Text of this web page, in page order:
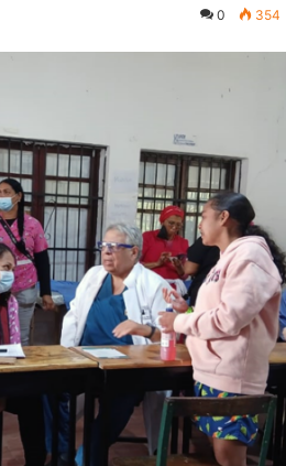
0 354